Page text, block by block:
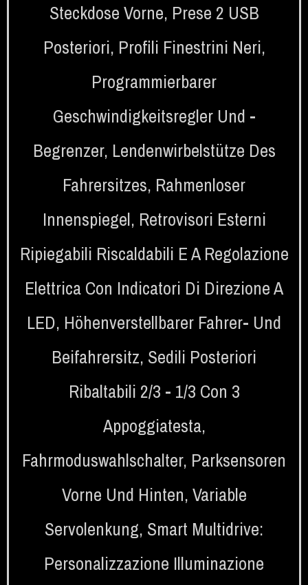
Steckdose Vorne, Prese 2 USB
Posteriori, Profili Finestrini Neri,
Programmierbarer
Geschwindigkeitsregler Und -
Begrenzer, Lendenwirbelstütze Des
Fahrersitzes, Rahmenloser
Innenspiegel, Retrovisori Esterni
Ripiegabili Riscaldabili E A Regolazione
Elettrica Con Indicatori Di Direzione A
LED, Höhenverstellbarer Fahrer- Und
Beifahrersitz, Sedili Posteriori
Ribaltabili 2/3 - 1/3 Con 3
Appoggiatesta,
Fahrmoduswahlschalter, Parksensoren
Vorne Und Hinten, Variable
Servolenkung, Smart Multidrive:
Personalizzazione Illuminazione